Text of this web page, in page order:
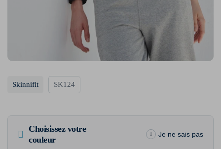
Skinnifit SK124
Choisissez votre
couleur
Je ne sais pas